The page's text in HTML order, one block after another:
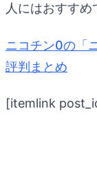
人にはおすすめ
ニコチン0の「
評判まとめ
[itemlink